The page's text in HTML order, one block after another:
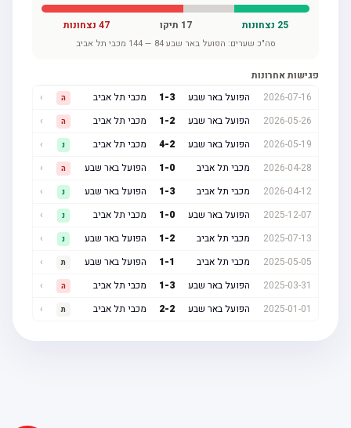
25נצחונות 17תיקו 47נצחונות
סה"כ שערים:הפועל באר שבע 84
—
144מכבי תל אביב
פגישות אחרונות
2026-07-16
הפועל באר שבע 1 מכבי תל אביב
2026-05-26
הפועל באר שבע 1 מכבי תל אביב
2026-05-19
הפועל באר שבע 4 מכבי תל אביב
2026-04-28
מכבי תל אביב 1 הפועל באר שבע
2026-04-12
מכבי תל אביב 1 הפועל באר שבע
2025-12-07
הפועל באר שבע 1 מכבי תל אביב
2025-07-13
מכבי תל אביב 1 הפועל באר שבע
2025-05-05
מכבי תל אביב 1 הפועל באר שבע
2025-03-31
הפועל באר שבע 1 מכבי תל אביב
2025-01-01
הפועל באר שבע 2 מכבי תל אביב